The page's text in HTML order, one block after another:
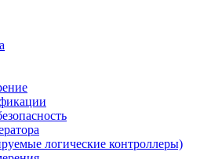
логические контроллеры)